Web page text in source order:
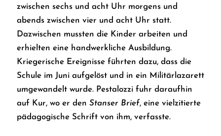
zwischen sechs und acht Uhr morgens und
abends zwischen vier und acht Uhr statt.
Dazwischen mussten die Kinder arbeiten und
erhielten eine handwerkliche Ausbildung.
Kriegerische Ereignisse führten dazu, dass die
Schule im Juni aufgelöst und in ein Militärlazarett
umgewandelt wurde. Pestalozzi fuhr daraufhin
auf Kur, wo er den Stanser Brief, eine vielzitierte
pädagogische Schrift von ihm, verfasste.